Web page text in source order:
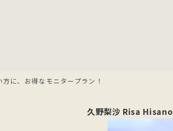
に、お得なモニタープラン！
久野梨沙 Risa Hisano